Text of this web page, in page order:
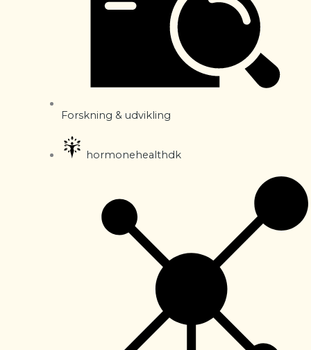
Forskning & udvikling
hormonehealthdk